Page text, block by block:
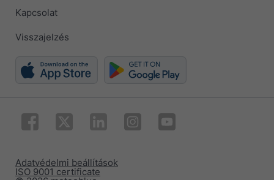
Kapcsolat
Visszajelzés
ISO 9001 certificate
Adatvédelmi beállítások